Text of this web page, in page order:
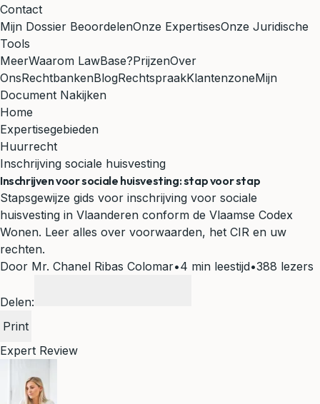
Contact
Mijn Dossier BeoordelenOnze ExpertisesOnze Juridische
Tools
MeerWaarom LawBase?PrijzenOver
OnsRechtbankenBlogRechtspraakKlantenzoneMijn
Document Nakijken
Home
Expertisegebieden
Huurrecht
Inschrijving sociale huisvesting
Inschrijven voor sociale huisvesting: stap voor stap
Stapsgewijze gids voor inschrijving voor sociale
huisvesting in Vlaanderen conform de Vlaamse Codex
Wonen. Leer alles over voorwaarden, het CIR en uw
rechten.
Door Mr. Chanel Ribas Colomar•4 min leestijd•388 lezers
Delen:
Print
Expert Review